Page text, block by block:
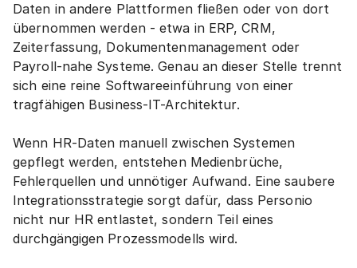
Daten in andere Plattformen fließen oder von dort
übernommen werden - etwa in ERP, CRM,
Zeiterfassung, Dokumentenmanagement oder
Payroll-nahe Systeme. Genau an dieser Stelle trennt
sich eine reine Softwareeinführung von einer
tragfähigen Business-IT-Architektur.
Wenn HR-Daten manuell zwischen Systemen
gepflegt werden, entstehen Medienbrüche,
Fehlerquellen und unnötiger Aufwand. Eine saubere
Integrationsstrategie sorgt dafür, dass Personio
nicht nur HR entlastet, sondern Teil eines
durchgängigen Prozessmodells wird.